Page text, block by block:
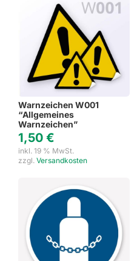
Warnzeichen W001
“Allgemeines
Warnzeichen”
1,50 €
inkl. 19 % MwSt.
zzgl. Versandkosten